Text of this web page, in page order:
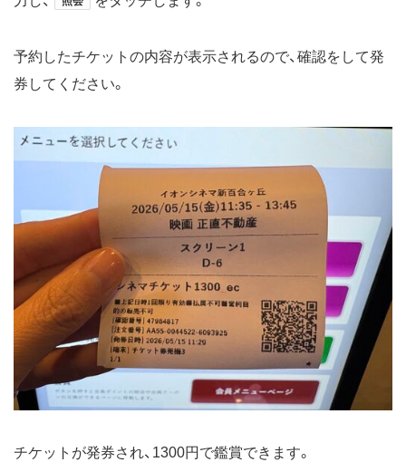
予約したチケットの内容が表示されるので、確認をして発
券してください。
チケットが発券され、1300円で鑑賞できます。